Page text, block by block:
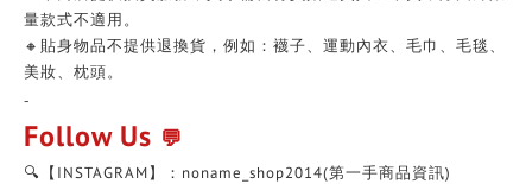
量款式不適用。
🔸貼身物品不提供退換貨，例如：襪子、運動內衣、毛巾、毛毯、
美妝、枕頭。
-
Follow Us 💬
🔍【INSTAGRAM】：noname_shop2014(第一手商品資訊)